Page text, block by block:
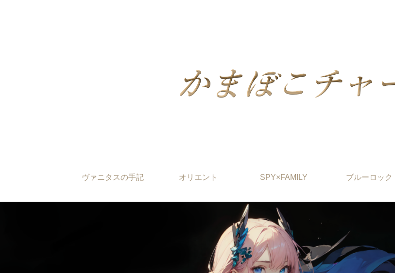
ヴァニタスの手記 オリエント SPY×FAMILY ブルーロック